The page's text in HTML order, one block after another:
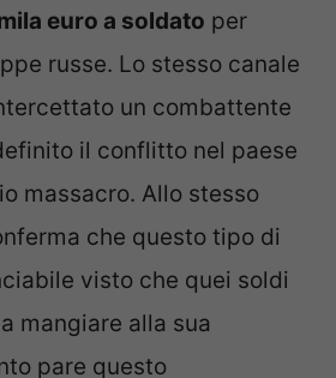
euro a soldato per
russe. Lo stesso canale
un combattente
il conflitto nel paese
massacro. Allo stesso
che questo tipo di
visto che quei soldi
mangiare alla sua
pare questo